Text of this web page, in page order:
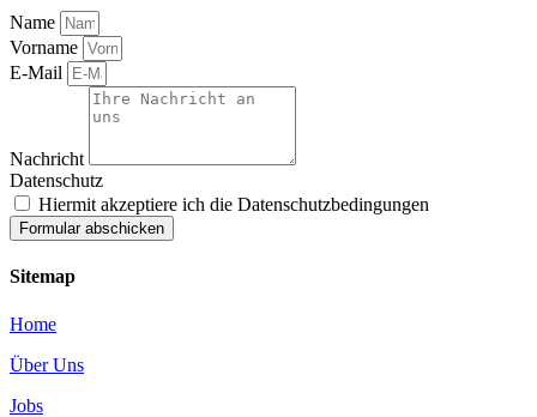
Name
Vorname
E-Mail
Nachricht
Datenschutz
Hiermit akzeptiere ich die Datenschutzbedingungen
Formular abschicken
Sitemap
Home
Über Uns
Jobs